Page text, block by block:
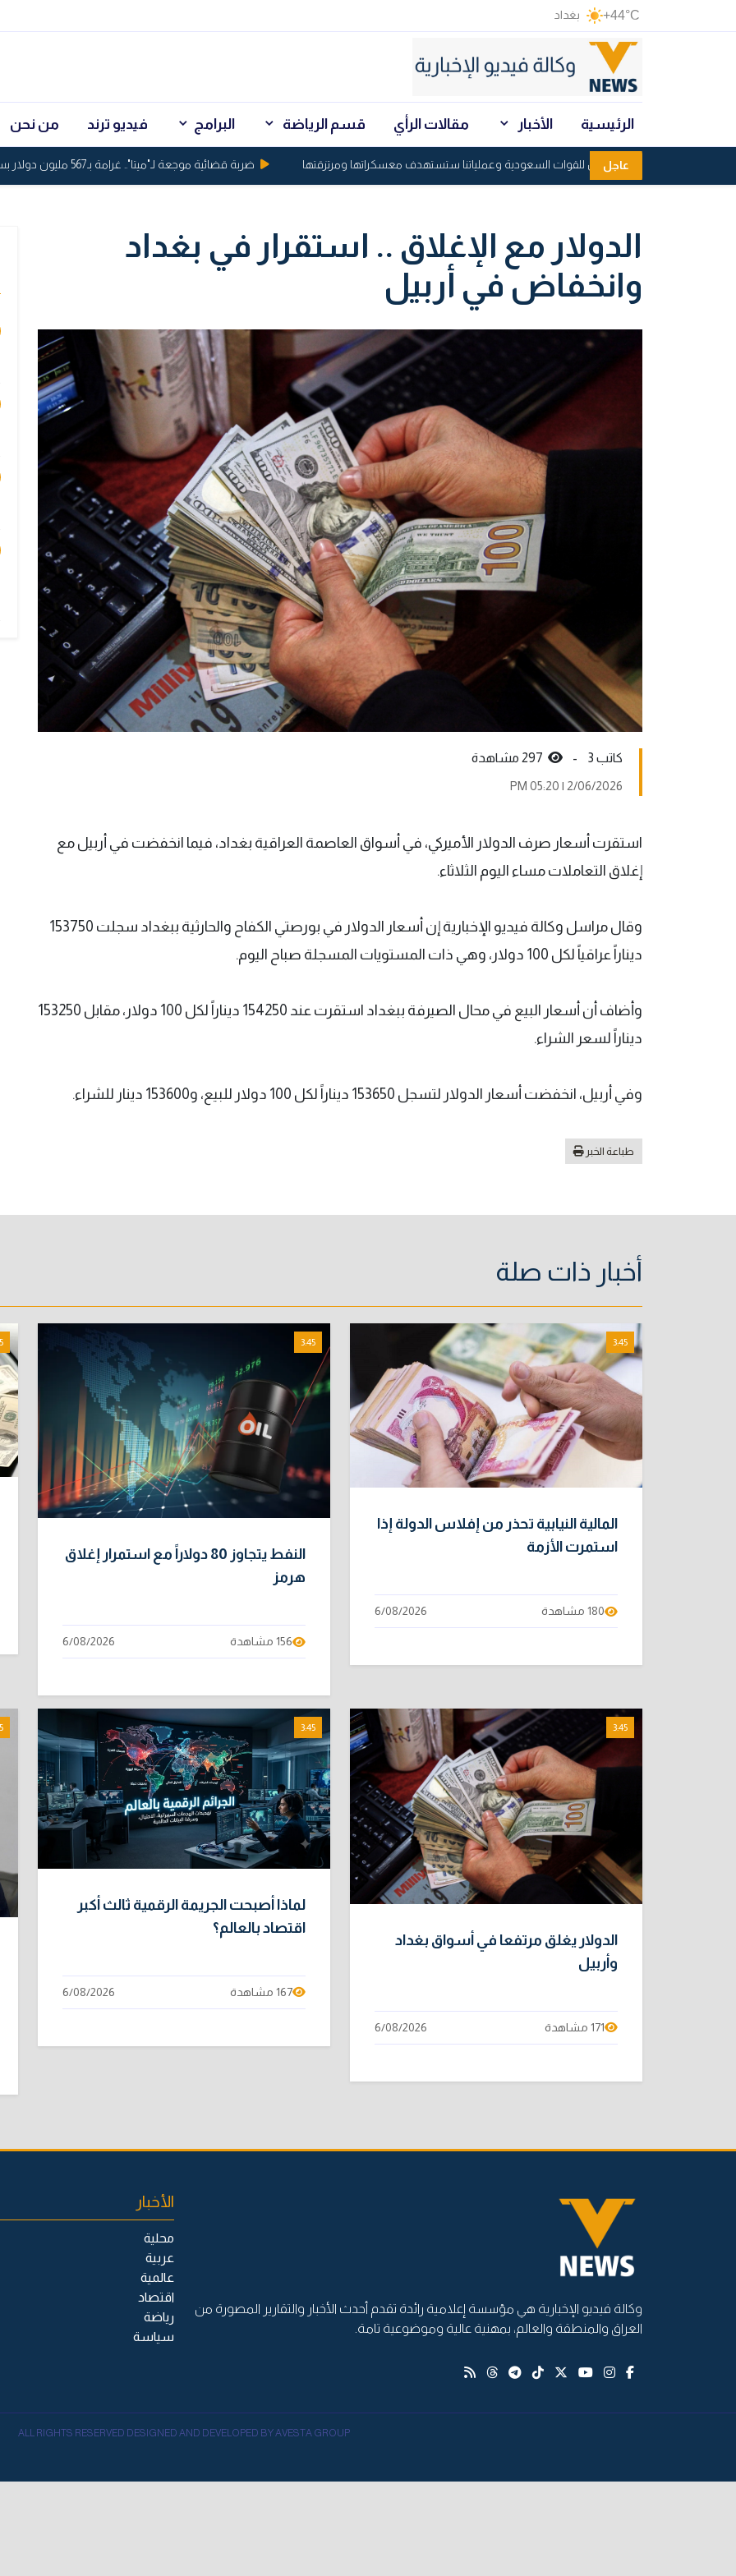
+44°C بغداد
الرئيسية الأخبار مقالات الرأي قسم الرياضة البرامج فيديو ترند من نحن
عاجل
أنصار الله: لا أمان للقوات السعودية وعملياتنا ستستهدف معسكراتها ومرتزقتها ضربة قضائية موجعة لـ"ميتا".. غرامة بـ567 مليون دولار بسبب أضرار لحقت بالقاصرين
الدولار مع الإغلاق .. استقرار في بغداد
وانخفاض في أربيل
كاتب 3 -
2/06/2026 | 05:20 PM
استقرت أسعار صرف الدولار الأميركي، في أسواق العاصمة العراقية بغداد، فيما انخفضت في أربيل مع
إغلاق التعاملات مساء اليوم الثلاثاء.
وقال مراسل وكالة فيديو الإخبارية إن أسعار الدولار في بورصتي الكفاح والحارثية ببغداد سجلت 153750
ديناراً عراقياً لكل 100 دولار، وهي ذات المستويات المسجلة صباح اليوم.
وأضاف أن أسعار البيع في محال الصيرفة ببغداد استقرت عند 154250 ديناراً لكل 100 دولار، مقابل 153250
ديناراً لسعر الشراء.
وفي أربيل، انخفضت أسعار الدولار لتسجل 153650 ديناراً لكل 100 دولار للبيع، و153600 دينار للشراء.
طباعة الخبر
أخبار ذات صلة
3:45
المالية النيابية تحذر من إفلاس الدولة إذا
استمرت الأزمة
180 مشاهدة 6/08/2026
3:45
النفط يتجاوز 80 دولاراً مع استمرار إغلاق
هرمز
156 مشاهدة 6/08/2026
3:45
الدولار يغلق مرتفعا في أسواق بغداد
وأربيل
171 مشاهدة 6/08/2026
3:45
لماذا أصبحت الجريمة الرقمية ثالث أكبر
اقتصاد بالعالم؟
167 مشاهدة 6/08/2026
وكالة فيديو الإخبارية هي مؤسسة إعلامية رائدة تقدم أحدث الأخبار والتقارير المصورة من
العراق والمنطقة والعالم، بمهنية عالية وموضوعية تامة.
الأخبار
محلية
عربية
عالمية
اقتصاد
رياضة
سياسة
ALL RIGHTS RESERVED DESIGNED AND DEVELOPED BY AVESTA GROUP